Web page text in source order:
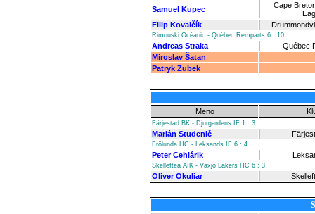
Samuel Kupec
Cape
Filip Kovalčík
Rimouski Océanic - Québec Remparts 6 : 10
Andreas Straka
Québec
Miroslav Šatan
Patryk Zubek
Meno
Färjestad BK - Djurgardens IF 1 : 3
Marián Studenič
Frölunda HC - Leksands IF 6 : 4
Peter Cehlárik
Skelleftea AIK - Växjö Lakers HC 6 : 3
Oliver Okuliar